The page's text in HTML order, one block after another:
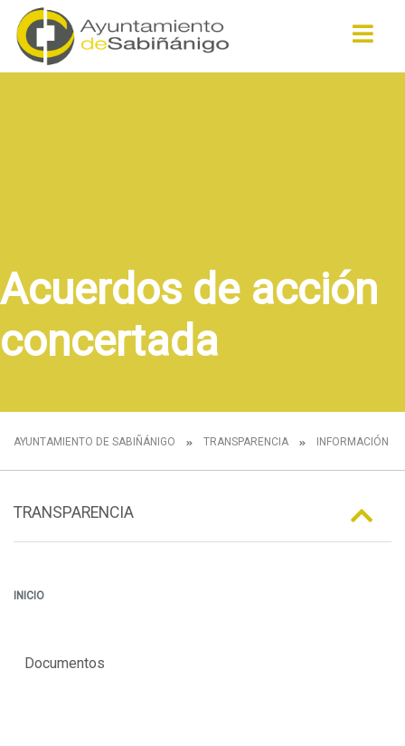
Acuerdos de acción
concertada
AYUNTAMIENTO DE SABIÑÁNIGO TRANSPARENCIA INFORMACIÓN
TRANSPARENCIA
INICIO
Documentos